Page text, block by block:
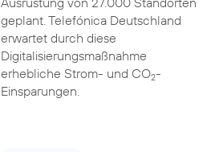
geplant. Telefónica Deutschland
erwartet durch diese
Digitalisierungsmaßnahme
erhebliche Strom- und CO2-
Einsparungen.